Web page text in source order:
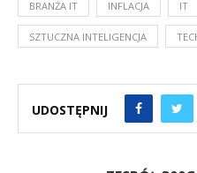
BRANŻA IT INFLACJA IT
SZTUCZNA INTELIGENCJA
UDOSTĘPNIJ